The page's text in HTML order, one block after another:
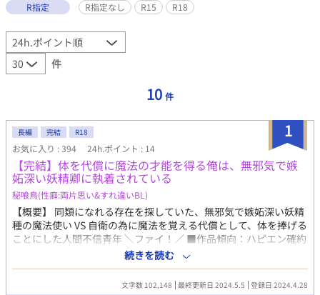
R指定
R指定なし R15 R18
件
10 件
1
長編 完結 R18
お気に入り : 394 24h.ポイント : 14
【完結】体を代償に魔法の才能を得る俺は、無邪気で嫉
妬深い妖精卿に執着されている
秘喰鳥(性癖:両片思い&すれ違いBL)
【概要】 同類になれる存在を探していた、無邪気で嫉妬深い妖精
種の魔法使い VS 自衛の為に魔法を覚える代償として、体を捧げる
ことにした人間不信青年 ＼ファイ！／ ■作品傾向：ハピエン確約
のすれ違い＆性行為から始まる恋 ■性癖：異世界ファンタジー
BL×種族差×魔力を言い訳にした性行為 虐げられた経験から自分
の身を犠牲にしてでも力を欲していた受けが、自分の為に変わっ
続きを読む
文字数 102,148 最終更新日 2024.5.5 登録日 2024.4.28